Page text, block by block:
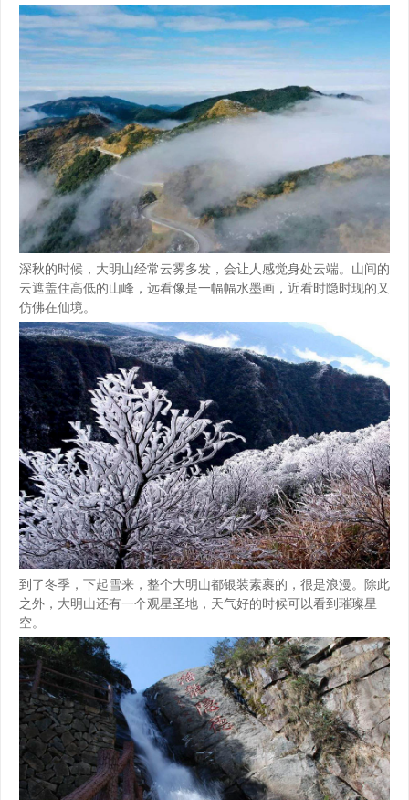
深秋的时候，大明山经常云雾多发，会让人感觉身处云端。山间的
云遮盖住高低的山峰，远看像是一幅幅水墨画，近看时隐时现的又
仿佛在仙境。
到了冬季，下起雪来，整个大明山都银装素裹的，很是浪漫。除此
之外，大明山还有一个观星圣地，天气好的时候可以看到璀璨星
空。